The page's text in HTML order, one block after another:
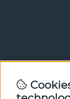
Met onze